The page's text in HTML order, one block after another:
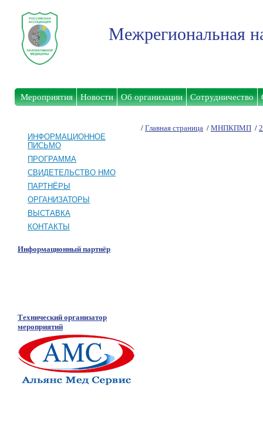
Межрегиональная
Мероприятия Новости Об организации Сотрудничество
ИНФОРМАЦИОННОЕ
ПИСЬМО
ПРОГРАММА
СВИДЕТЕЛЬСТВО НМО
ПАРТНЁРЫ
ОРГАНИЗАТОРЫ
ВЫСТАВКА
КОНТАКТЫ
Информационный партнёр
Технический организатор
мероприятий
/ Главная страница / МНПКПМП /